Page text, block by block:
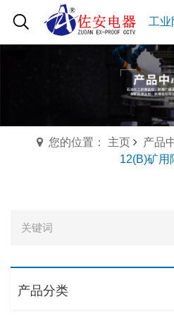
工业
您的位置： 主页 产品
12(B)矿用
产品分类